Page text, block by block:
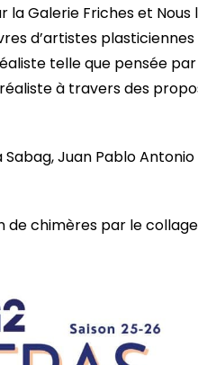
la Galerie Friches et Nous
d’artistes
telle que pensée
à travers des
Juan Pablo
de chimères par le